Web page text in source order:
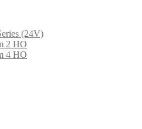
(24V)
2 HO
4 HO